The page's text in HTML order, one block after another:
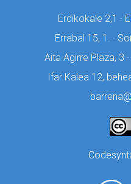
Erdikokale 2,1 ·
Errabal 15, 1. ·
Aita Agirre Plaza, 3
Ifar Kalea 12,